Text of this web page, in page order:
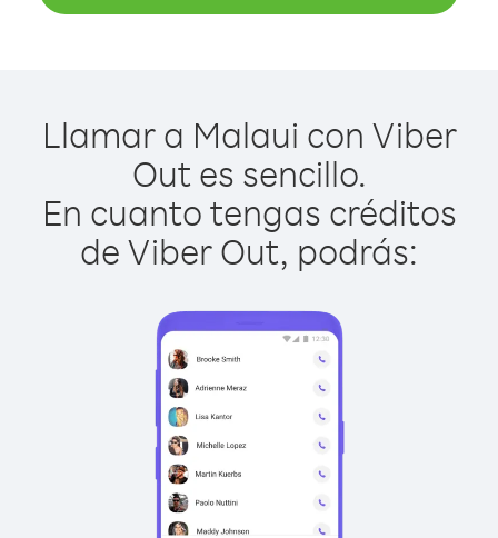
Llamar a Malaui con Viber
Out es sencillo.
En cuanto tengas créditos
de Viber Out, podrás: